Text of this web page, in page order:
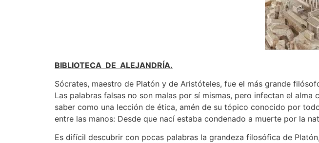
BIBLIOTECA DE ALEJANDRÍA.
Sócrates, maestro de Platón y de Aristóteles, fue el más grande
Las palabras falsas no son malas por sí mismas, pero infectan el
saber como una lección de ética, amén de su tópico conocido por
entre las manos: Desde que nací estaba condenado a muerte por la
Es difícil descubrir con pocas palabras la grandeza filosófica de